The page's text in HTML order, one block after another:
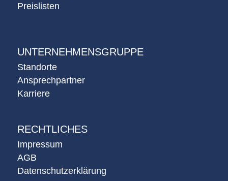
Preislisten
UNTERNEHMENSGRUPPE
Standorte
Ansprechpartner
Karriere
RECHTLICHES
Impressum
AGB
Datenschutzerklärung